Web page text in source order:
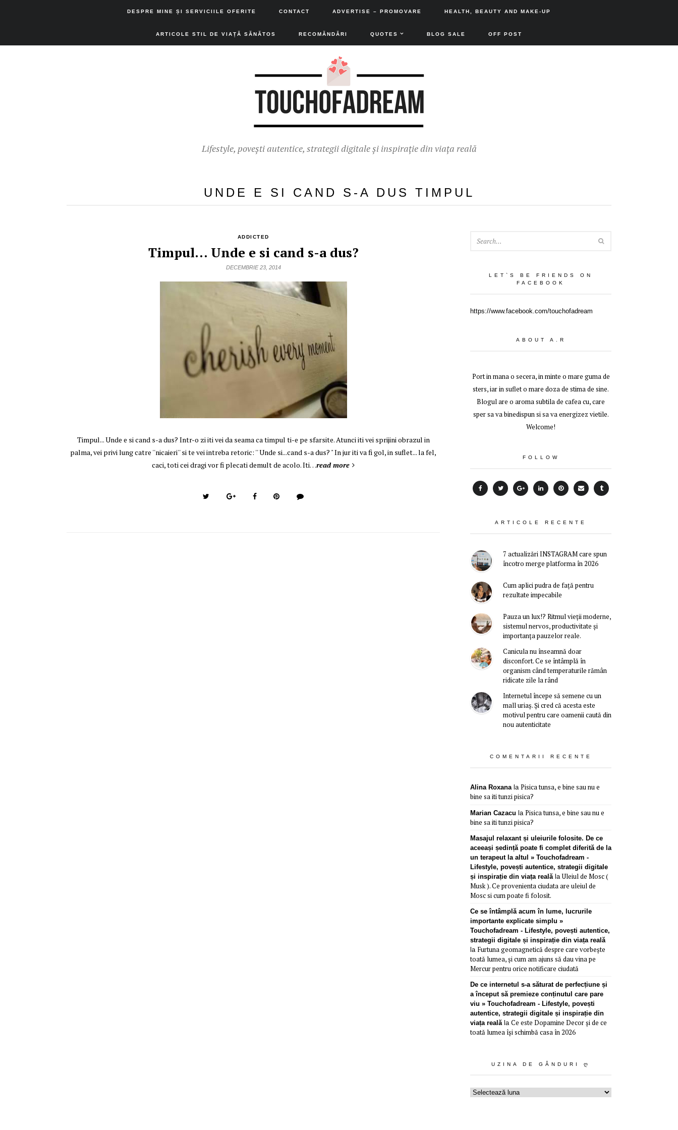
DESPRE MINE ȘI SERVICIILE OFERITE CONTACT ADVERTISE – PROMOVARE HEALTH, BEAUTY AND MAKE-UP
ARTICOLE STIL DE VIAȚĂ SĂNĂTOS RECOMĂNDĂRI QUOTES BLOG SALE OFF POST
Lifestyle, povești autentice, strategii digitale și inspirație din viața reală
UNDE E SI CAND S-A DUS TIMPUL
ADDICTED
Timpul… Unde e si cand s-a dus?
DECEMBRIE 23, 2014
Timpul... Unde e si cand s-a dus? Intr-o zi iti vei da seama ca timpul ti-e pe sfarsite. Atunci iti vei sprijini obrazul in
palma, vei privi lung catre ''nicaieri'' si te vei intreba retoric: '' Unde si...cand s-a dus? " In jur iti va fi gol, in suflet... la fel,
caci, toti cei dragi vor fi plecati demult de acolo. Iti…read more
LET`S BE FRIENDS ON
FACEBOOK
https://www.facebook.com/touchofadream
ABOUT A.R
Port in mana o secera, in minte o mare guma de
sters, iar in suflet o mare doza de stima de sine.
Blogul are o aroma subtila de cafea cu, care
sper sa va binedispun si sa va energizez vietile.
Welcome!
FOLLOW
ARTICOLE RECENTE
7 actualizări INSTAGRAM care spun
încotro merge platforma în 2026
Cum aplici pudra de față pentru
rezultate impecabile
Pauza un lux!? Ritmul vieții moderne,
sistemul nervos, productivitate și
importanța pauzelor reale.
Canicula nu înseamnă doar
disconfort. Ce se întâmplă în
organism când temperaturile rămân
ridicate zile la rând
Internetul începe să semene cu un
mall uriaș. Și cred că acesta este
motivul pentru care oamenii caută din
nou autenticitate
COMENTARII RECENTE
Alina Roxanala Pisica tunsa, e bine sau nu e
bine sa iti tunzi pisica?
Marian Cazacu la Pisica tunsa, e bine sau nu e
bine sa iti tunzi pisica?
Masajul relaxant și uleiurile folosite. De ce
aceeași ședință poate fi complet diferită de la
un terapeut la altul » Touchofadream -
Lifestyle, povești autentice, strategii digitale
și inspirație din viața reală laUleiul de Mosc (
Musk ). Ce provenienta ciudata are uleiul de
Mosc si cum poate fi folosit.
Ce se întâmplă acum în lume, lucrurile
importante explicate simplu »
Touchofadream - Lifestyle, povești autentice,
strategii digitale și inspirație din viața reală
la Furtuna geomagnetică despre care vorbește
toată lumea, și cum am ajuns să dau vina pe
Mercur pentru orice notificare ciudată
De ce internetul s-a săturat de perfecțiune și
a început să premieze conținutul care pare
viu » Touchofadream - Lifestyle, povești
autentice, strategii digitale și inspirație din
viața reală la Ce este Dopamine Decor și de ce
toată lumea își schimbă casa în 2026
UZINA DE GÂNDURI Ღ
Uzina